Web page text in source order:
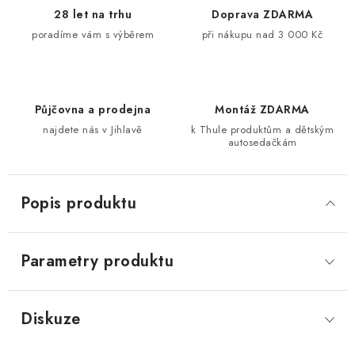
28 let na trhu
poradíme vám s výběrem
Doprava ZDARMA
při nákupu nad 3 000 Kč
Půjčovna a prodejna
najdete nás v Jihlavě
Montáž ZDARMA
k Thule produktům a dětským
autosedačkám
Popis produktu
Parametry produktu
Diskuze